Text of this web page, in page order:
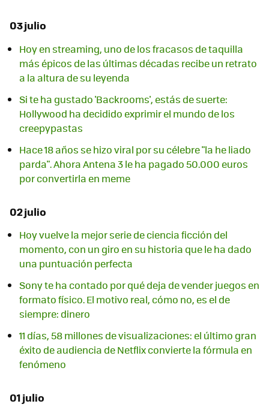
03 julio
Hoy en streaming, uno de los fracasos de taquilla
más épicos de las últimas décadas recibe un retrato
a la altura de su leyenda
Si te ha gustado 'Backrooms', estás de suerte:
Hollywood ha decidido exprimir el mundo de los
creepypastas
Hace 18 años se hizo viral por su célebre "la he liado
parda". Ahora Antena 3 le ha pagado 50.000 euros
por convertirla en meme
02 julio
Hoy vuelve la mejor serie de ciencia ficción del
momento, con un giro en su historia que le ha dado
una puntuación perfecta
Sony te ha contado por qué deja de vender juegos en
formato físico. El motivo real, cómo no, es el de
siempre: dinero
11 días, 58 millones de visualizaciones: el último gran
éxito de audiencia de Netflix convierte la fórmula en
fenómeno
01 julio